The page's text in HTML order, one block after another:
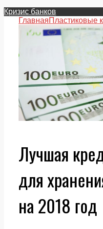
Кризис банков
ГлавнаяПластиковые
Лучшая
для
на 2018 год